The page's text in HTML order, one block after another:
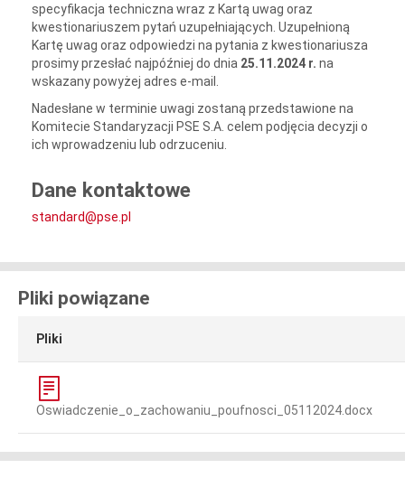
specyfikacja techniczna wraz z Kartą uwag oraz
kwestionariuszem pytań uzupełniających. Uzupełnioną
Kartę uwag oraz odpowiedzi na pytania z kwestionariusza
prosimy przesłać najpóźniej do dnia 25.11.2024 r. na
wskazany powyżej adres e-mail.
Nadesłane w terminie uwagi zostaną przedstawione na
Komitecie Standaryzacji PSE S.A. celem podjęcia decyzji o
ich wprowadzeniu lub odrzuceniu.
Dane kontaktowe
standard@pse.pl
Pliki powiązane
Pliki
Oswiadczenie_o_zachowaniu_poufnosci_05112024.docx